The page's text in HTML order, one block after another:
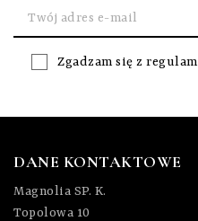
Zgadzam się z
DANE KONTAKTOWE
Magnolia SP. K.
Topolowa 10